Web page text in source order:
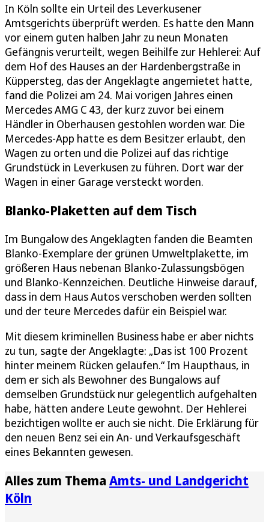
In Köln sollte ein Urteil des Leverkusener
Amtsgerichts überprüft werden. Es hatte den Mann
vor einem guten halben Jahr zu neun Monaten
Gefängnis verurteilt, wegen Beihilfe zur Hehlerei: Auf
dem Hof des Hauses an der Hardenbergstraße in
Küppersteg, das der Angeklagte angemietet hatte,
fand die Polizei am 24. Mai vorigen Jahres einen
Mercedes AMG C 43, der kurz zuvor bei einem
Händler in Oberhausen gestohlen worden war. Die
Mercedes-App hatte es dem Besitzer erlaubt, den
Wagen zu orten und die Polizei auf das richtige
Grundstück in Leverkusen zu führen. Dort war der
Wagen in einer Garage versteckt worden.
Blanko-Plaketten auf dem Tisch
Im Bungalow des Angeklagten fanden die Beamten
Blanko-Exemplare der grünen Umweltplakette, im
größeren Haus nebenan Blanko-Zulassungsbögen
und Blanko-Kennzeichen. Deutliche Hinweise darauf,
dass in dem Haus Autos verschoben werden sollten
und der teure Mercedes dafür ein Beispiel war.
Mit diesem kriminellen Business habe er aber nichts
zu tun, sagte der Angeklagte: „Das ist 100 Prozent
hinter meinem Rücken gelaufen.“ Im Haupthaus, in
dem er sich als Bewohner des Bungalows auf
demselben Grundstück nur gelegentlich aufgehalten
habe, hätten andere Leute gewohnt. Der Hehlerei
bezichtigen wollte er auch sie nicht. Die Erklärung für
den neuen Benz sei ein An- und Verkaufsgeschäft
eines Bekannten gewesen.
Alles zum Thema Amts- und Landgericht
Köln